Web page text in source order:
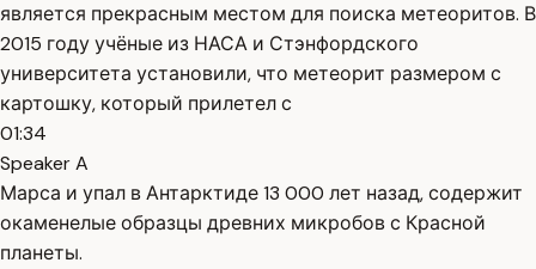
является прекрасным местом для поиска метеоритов. В
2015 году учёные из НАСА и Стэнфордского
университета установили, что метеорит размером с
картошку, который прилетел с
01:34
Speaker A
Марса и упал в Антарктиде 13 000 лет назад, содержит
окаменелые образцы древних микробов с Красной
планеты.